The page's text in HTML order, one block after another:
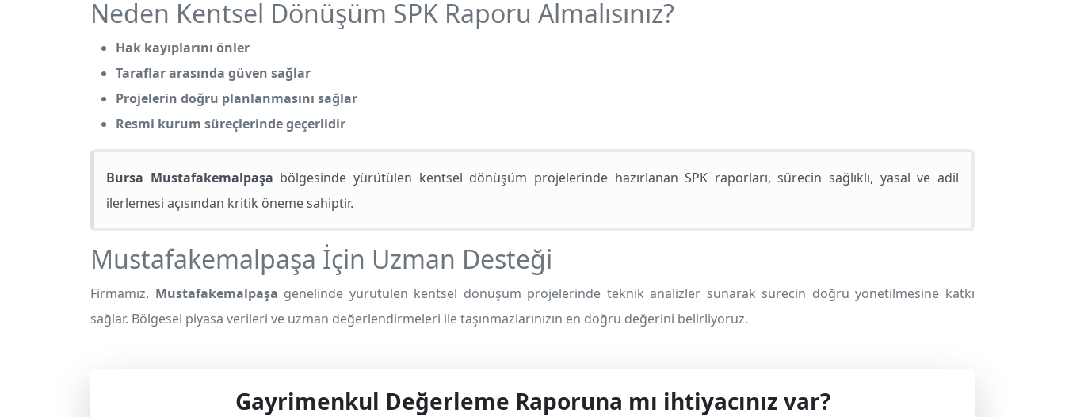
Neden Kentsel Dönüşüm SPK Raporu Almalısınız?
Hak kayıplarını önler
Taraflar arasında güven sağlar
Projelerin doğru planlanmasını sağlar
Resmi kurum süreçlerinde geçerlidir
Bursa Mustafakemalpaşa bölgesinde yürütülen kentsel dönüşüm projelerinde hazırlanan SPK raporları, sürecin sağlıklı, yasal ve adil
ilerlemesi açısından kritik öneme sahiptir.
Mustafakemalpaşa İçin Uzman Desteği
Firmamız, Mustafakemalpaşa genelinde yürütülen kentsel dönüşüm projelerinde teknik analizler sunarak sürecin doğru yönetilmesine katkı
sağlar. Bölgesel piyasa verileri ve uzman değerlendirmeleri ile taşınmazlarınızın en doğru değerini belirliyoruz.
Gayrimenkul Değerleme Raporuna mı ihtiyacınız var?